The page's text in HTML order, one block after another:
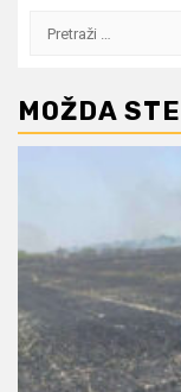
Pretraži:
MOŽDA